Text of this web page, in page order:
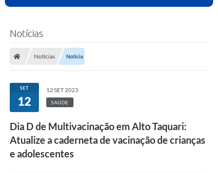
Notícias
Notícias Notícia
SET
12
12 SET 2023
SAÚDE
Dia D de Multivacinação em Alto Taquari:
Atualize a caderneta de vacinação de crianças
e adolescentes